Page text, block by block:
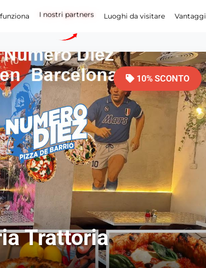
I nostri partners Luoghi da visitare Vantaggi
10% SCONTO
Trattoria